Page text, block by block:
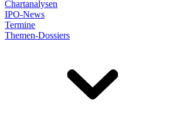
Chartanalysen
IPO-News
Termine
Themen-Dossiers